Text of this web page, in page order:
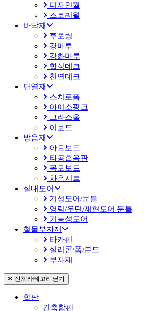
디자인월
스토리월
바닥재
후로링
강마루
강화마루
합성데크
천연데크
단열재
스치로폼
아이소핑크
그라스울
이보드
방음재
아트보드
타공흡음판
목모보드
차음시트
실내도어
기성도어/문틀
영림/우딘/재현도어 문틀
기능성도어
철물부자재
타카핀
실리콘/폼/본드
부자재
전체카테고리 닫기
합판
건축합판